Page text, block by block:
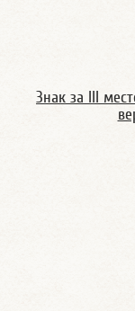
Знак за III